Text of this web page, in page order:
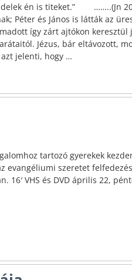
én is titeket.” ……..(Jn
Péter és János is látták az
így zárt ajtókon
Jézus, bár eltávozott,
jelenti, hogy …
tartozó gyerekek
evangéliumi szeretet
16′ VHS és DVD április 22,